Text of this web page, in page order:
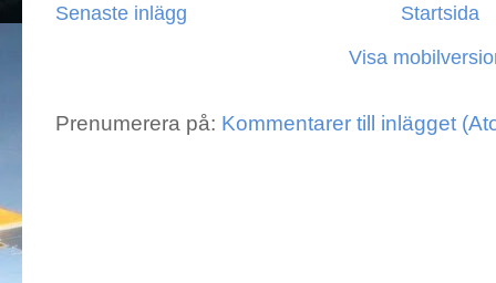
Senaste inlägg
Startsida
Visa
Prenumerera på: Kommentarer till inlägget